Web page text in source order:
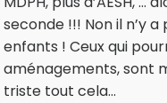
seconde !!! Non il n’y a
enfants ! Ceux qui
aménagements, sont
triste tout cela…